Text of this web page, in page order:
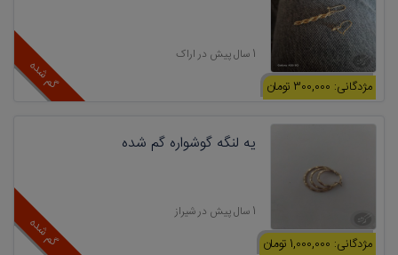
گم شده مژدگانی: 300,000 تومان
1 سال پیش در اراک
گم شده مژدگانی: 1,000,000 تومان
یه لنگه گوشواره گم شده
1 سال پیش در شیراز